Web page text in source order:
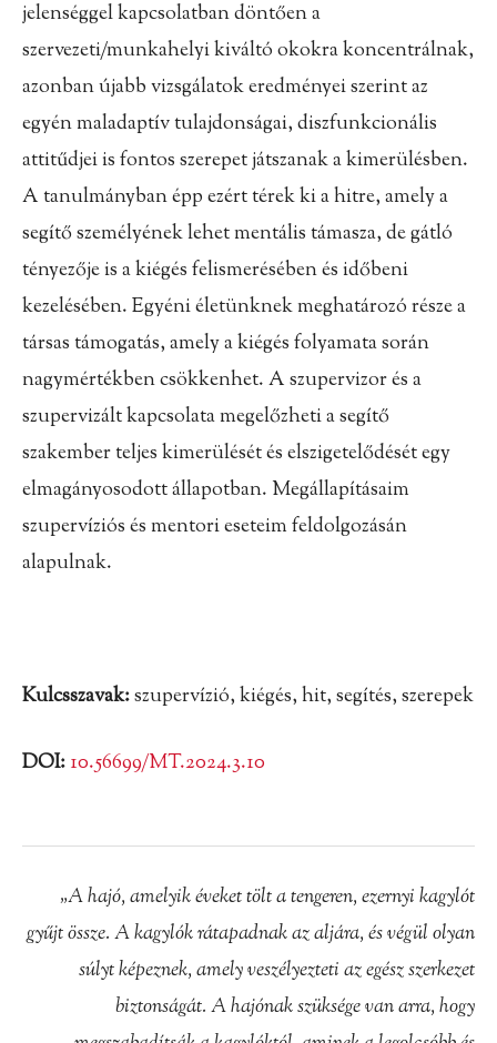
jelenséggel kapcsolatban döntően a
szervezeti/munkahelyi kiváltó okokra koncentrálnak,
azonban újabb vizsgálatok eredményei szerint az
egyén maladaptív tulajdonságai, diszfunkcionális
attitűdjei is fontos szerepet játszanak a kimerülésben.
A tanulmányban épp ezért térek ki a hitre, amely a
segítő személyének lehet mentális támasza, de gátló
tényezője is a kiégés felismerésében és időbeni
kezelésében. Egyéni életünknek meghatározó része a
társas támogatás, amely a kiégés folyamata során
nagymértékben csökkenhet. A szupervizor és a
szupervizált kapcsolata megelőzheti a segítő
szakember teljes kimerülését és elszigetelődését egy
elmagányosodott állapotban. Megállapításaim
szupervíziós és mentori eseteim feldolgozásán
alapulnak.
Kulcsszavak:szupervízió, kiégés, hit, segítés, szerepek
DOI:10.56699/MT.2024.3.10
„A hajó, amelyik éveket tölt a tengeren, ezernyi kagylót
gyűjt össze. A kagylók rátapadnak az aljára,ésvégülolyan
súlytképeznek,amelyveszélyeztetiazegészszerkezet
biztonságát.Ahajónakszükségevanarra,hogy